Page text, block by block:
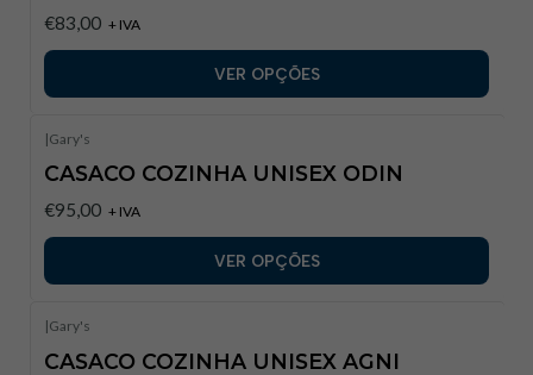
€83,00 + IVA
VER OPÇÕES
|Gary's
CASACO COZINHA UNISEX ODIN
€95,00 + IVA
VER OPÇÕES
|Gary's
CASACO COZINHA UNISEX AGNI